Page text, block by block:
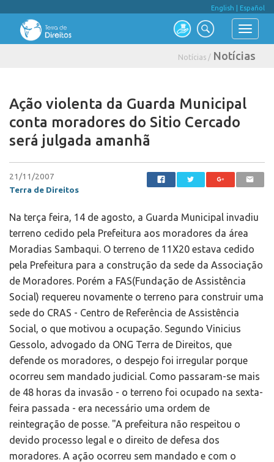
English Español
Notícias / Notícias
Ação violenta da Guarda Municipal
conta moradores do Sitio Cercado
será julgada amanhã
21/11/2007
Terra de Direitos
Na terça feira, 14 de agosto, a Guarda Municipal invadiu
terreno cedido pela Prefeitura aos moradores da área
Moradias Sambaqui. O terreno de 11X20 estava cedido
pela Prefeitura para a construção da sede da Associação
de Moradores. Porém a FAS(Fundação de Assistência
Social) requereu novamente o terreno para construir uma
sede do CRAS - Centro de Referência de Assistência
Social, o que motivou a ocupação. Segundo Vinicius
Gessolo, advogado da ONG Terra de Direitos, que
defende os moradores, o despejo foi irregular porque
ocorreu sem mandado judicial. Como passaram-se mais
de 48 horas da invasão - o terreno foi ocupado na sexta-
feira passada - era necessário uma ordem de
reintegração de posse. "A prefeitura não respeitou o
devido processo legal e o direito de defesa dos
moradores. A ação ocorreu sem mandado e com o